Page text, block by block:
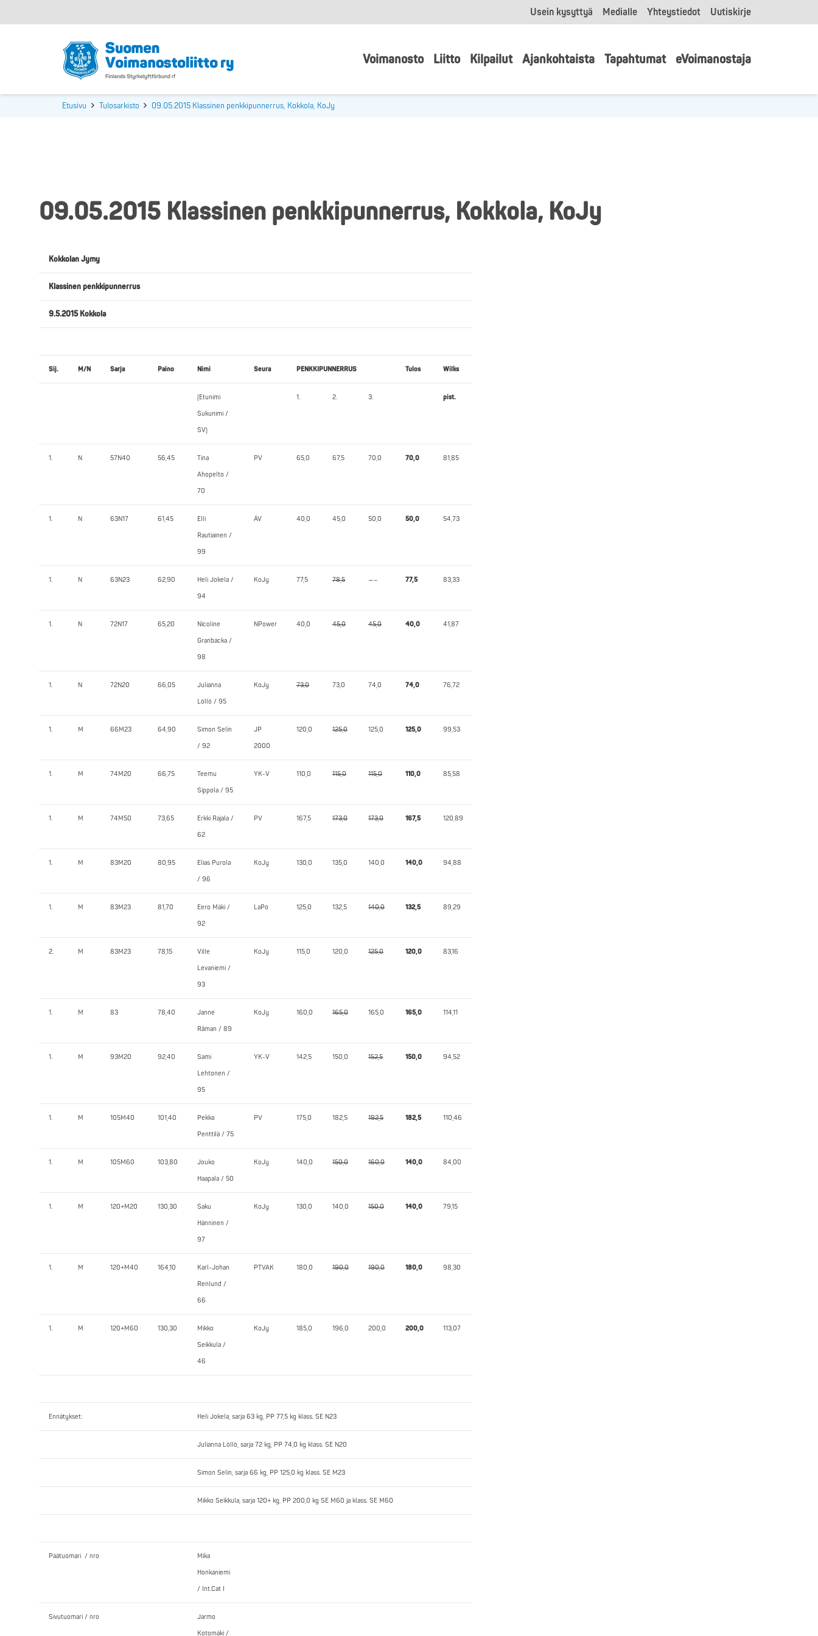
Usein kysyttyä Medialle Yhteystiedot Uutiskirje
Voimanosto Liitto Kilpailut Ajankohtaista Tapahtumat eVoimanostaja
Etusivu Tulosarkisto 09.05.2015 Klassinen penkkipunnerrus, Kokkola, KoJy
09.05.2015 Klassinen penkkipunnerrus, Kokkola, KoJy
Kokkolan Jymy
Klassinen penkkipunnerrus
9.5.2015 Kokkola
Sij. M/N Sarja Paino Nimi Seura PENKKIPUNNERRUS Tulos Wilks
(Etunimi
Sukunimi /
SV)
1. 2. 3. pist.
1. N 57N40 56,45 Tina
Ahopelto /
70
PV 65,0 67,5 70,0 70,0 81,85
1. N 63N17 61,45 Elli
Rautiainen /
99
ÄV 40,0 45,0 50,0 50,0 54,73
1. N 63N23 62,90 Heli Jokela /
94
KoJy 77,5 78,5 —– 77,5 83,33
1. N 72N17 65,20 Nicoline
Granbacka /
98
NPower 40,0 45,0 45,0 40,0 41,87
1. N 72N20 66,05 Julianna
Löllö / 95
KoJy 73,0 73,0 74,0 74,0 76,72
1. M 66M23 64,90 Simon Selin
/ 92
JP
2000
120,0 125,0 125,0 125,0 99,53
1. M 74M20 66,75 Teemu
Sippola / 95
YK-V 110,0 115,0 115,0 110,0 85,58
1. M 74M50 73,65 Erkki Rajala /
62
PV 167,5 173,0 173,0 167,5 120,89
1. M 83M20 80,95 Elias Purola
/ 96
KoJy 130,0 135,0 140,0 140,0 94,88
1. M 83M23 81,70 Eero Mäki /
92
LaPo 125,0 132,5 140,0 132,5 89,29
2. M 83M23 78,15 Ville
Levaniemi /
93
KoJy 115,0 120,0 125,0 120,0 83,16
1. M 83 78,40 Janne
Råman / 89
KoJy 160,0 165,0 165,0 165,0 114,11
1. M 93M20 92,40 Sami
Lehtonen /
95
YK-V 142,5 150,0 152,5 150,0 94,52
1. M 105M40 101,40 Pekka
Penttilä / 75
PV 175,0 182,5 192,5 182,5 110,46
1. M 105M60 103,80 Jouko
Haapala / 50
KoJy 140,0 150,0 160,0 140,0 84,00
1. M 120+M20 130,30 Saku
Hänninen /
97
KoJy 130,0 140,0 150,0 140,0 79,15
1. M 120+M40 164,10 Karl-Johan
Renlund /
66
PTVAK 180,0 190,0 190,0 180,0 98,30
1. M 120+M60 130,30 Mikko
Seikkula /
46
KoJy 185,0 196,0 200,0 200,0 113,07
Ennätykset: Heli Jokela, sarja 63 kg, PP 77,5 kg klass. SE N23
Julianna Löllö, sarja 72 kg, PP 74,0 kg klass. SE N20
Simon Selin, sarja 66 kg, PP 125,0 kg klass. SE M23
Mikko Seikkula, sarja 120+ kg, PP 200,0 kg SE M60 ja klass. SE M60
Päätuomari / nro Mika
Honkaniemi
/ Int.Cat I
Sivutuomari / nro Jarmo
Kotomäki /